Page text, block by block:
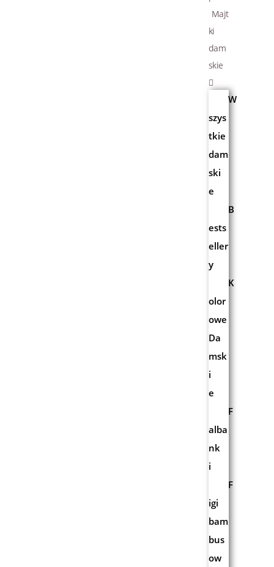
Majt
ki
dam
skie
W
szys
tkie
dam
ski
e
B
ests
eller
y
K
olor
owe
Da
msk
i
e
F
alba
nk
i
F
igi
bam
bus
ow